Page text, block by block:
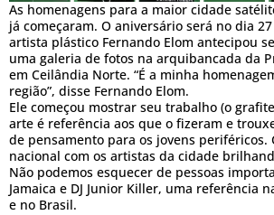
As homenagens para a maior cidade
já começaram. O aniversário será no dia
artista plástico Fernando Elom antecipou
uma galeria de fotos na arquibancada da
em Ceilândia Norte. “É a minha
região”, disse Fernando Elom.
Ele começou mostrar seu trabalho (o
arte é referência aos que o fizeram e
de pensamento para os jovens periféricos.
nacional com os artistas da cidade
Não podemos esquecer de pessoas
Jamaica e DJ Junior Killer, uma referência
e no Brasil.